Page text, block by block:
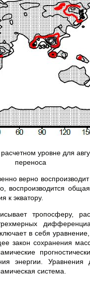
уровне для
переноса
верно
воспроизводится
к экватору.
тропосферу,
в себя
закон сохранения
энергии. Уравнения
система.